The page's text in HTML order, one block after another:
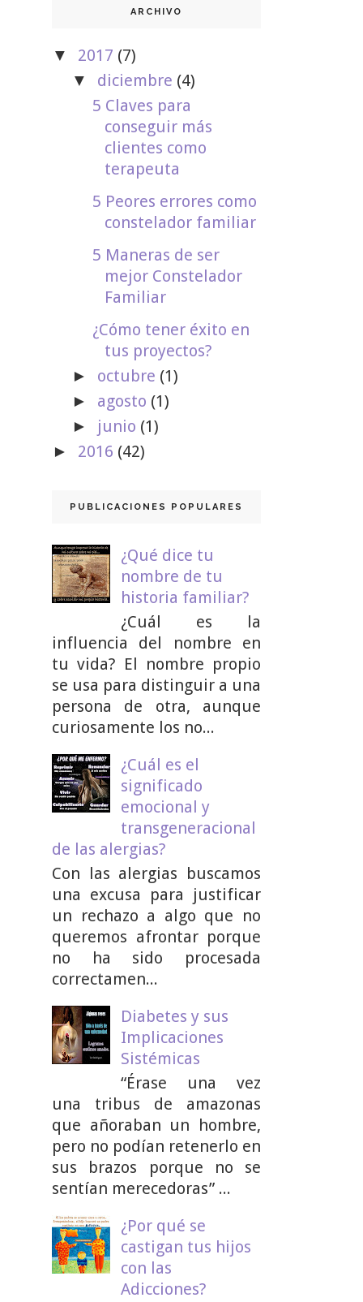
ARCHIVO
▼ 2017 (7)
▼ diciembre (4)
5 Claves para
conseguir más
clientes como
terapeuta
5 Peores errores como
constelador familiar
5 Maneras de ser
mejor Constelador
Familiar
¿Cómo tener éxito en
tus proyectos?
► octubre (1)
► agosto (1)
► junio (1)
► 2016 (42)
PUBLICACIONES POPULARES
¿Qué dice tu
nombre de tu
historia familiar?
¿Cuál es la
influencia del nombre en
tu vida? El nombre propio
se usa para distinguir a una
persona de otra, aunque
curiosamente los no...
¿Cuál es el
significado
emocional y
transgeneracional
de las alergias?
Con las alergias buscamos
una excusa para justificar
un rechazo a algo que no
queremos afrontar porque
no ha sido procesada
correctamen...
Diabetes y sus
Implicaciones
Sistémicas
“Érase una vez
una tribus de amazonas
que añoraban un hombre,
pero no podían retenerlo en
sus brazos porque no se
sentían merecedoras” ...
¿Por qué se
castigan tus hijos
con las
Adicciones?